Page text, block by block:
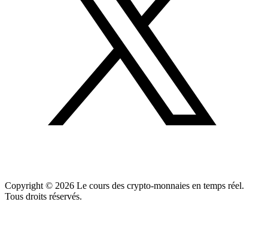
Copyright © 2026 Le cours des crypto-monnaies en temps réel.
Tous droits réservés.